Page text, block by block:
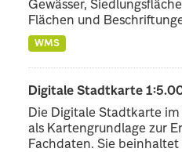
Gewässer,
Flächen und
WMS
Digitale Stadtkarte
Die Digitale Stadtkarte
als Kartengrundlage zur
Fachdaten. Sie